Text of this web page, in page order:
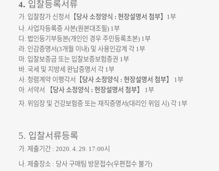
4. 입찰등록서류
가 입찰참가 신청서 【당사 소정양식 :현장설명서 첨부】 1부
나 사업자등록증 사본(원본대조필) 1부
다 법인등기부등본(개인인 경우 주민등록초본) 1부
라 인감증명서(3개월 이내) 및 사용인감계 각 1부
마 입찰보증금 또는 입찰보증보험증권 1부
바 .국세 및 지방세 완납증명서 각 1부
사 청렴계약 이행각서 【당사 소정양식 :현장설명서 첨부】 1부
아 서약서 【당사 소정양식 :현장설명서 첨부】 1부
자 위임장 및 건강보험증 또는 재직증명서(대리인 위임 시) 각 1부
5. 입찰서류등록
가 .제출기간 : 2020. 4. 29. 17:00시
나 .제출장소 : 당사 구매팀 방문접수(우편접수 불가)